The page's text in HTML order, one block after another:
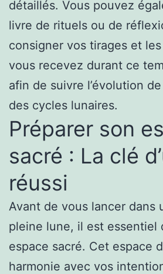
détaillés. Vous pouvez
livre de rituels ou de
consigner vos tirages et
vous recevez durant ce
afin de suivre l’évolution
des cycles lunaires.
Préparer son
sacré : La clé
réussi
Avant de vous lancer dans
pleine lune, il est essentiel
espace sacré. Cet espace
harmonie avec vos